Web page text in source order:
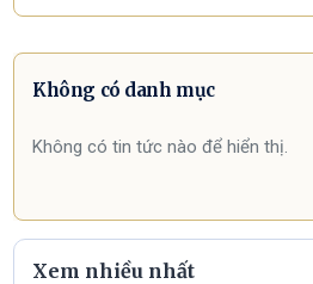
Không có danh mục
Không có tin tức nào để hiển thị.
Xem nhiều nhất